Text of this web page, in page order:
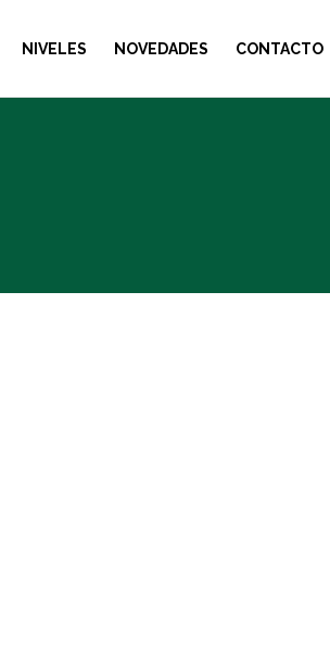
NIVELES NOVEDADES CONTACTO